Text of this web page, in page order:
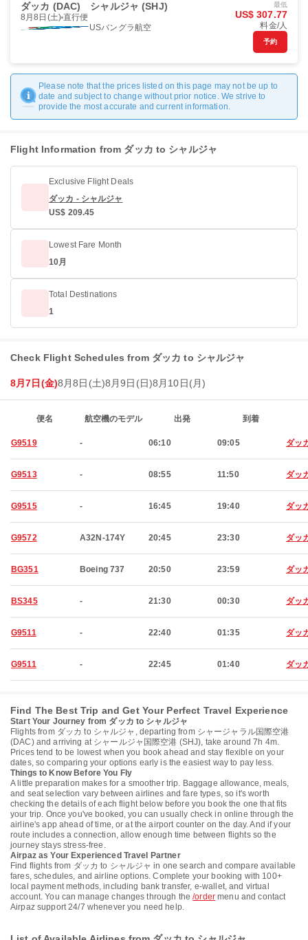
ダッカ (DAC) シャルジャ (SHJ)
8月8日(土) 直行便
USバングラ航空
最低
US$ 307.77
料金/人
予約
Please note that the prices listed on this page may not be up to
date and subject to change without prior notice. We strive to
provide the most accurate and current information.
Flight Information from ダッカ to シャルジャ
Exclusive Flight Deals
ダッカ - シャルジャ
US$ 209.45
Lowest Fare Month
10月
Total Destinations
1
Check Flight Schedules from ダッカ to シャルジャ
8月7日(金)8月8日(土)8月9日(日)8月10日(月)
便名 航空機のモデル 出発 到着
G9519 - 06:10 09:05 ダッ
G9513 - 08:55 11:50 ダッ
G9515 - 16:45 19:40 ダッ
G9572 A32N-174Y 20:45 23:30 ダッ
BG351 Boeing 737 20:50 23:59 ダッ
BS345 - 21:30 00:30 ダッ
G9511 - 22:40 01:35 ダッ
G9511 - 22:45 01:40 ダッ
Find The Best Trip and Get Your Perfect Travel Experience
Start Your Journey from ダッカ to シャルジャ
Flights from ダッカ to シャルジャ, departing from シャージャラル国際空港
(DAC) and arriving at シャールジャ国際空港 (SHJ), take around 7h 4m.
Prices tend to be lowest when you book ahead and stay flexible on your
dates, so comparing your options early is the easiest way to pay less.
Things to Know Before You Fly
A little preparation makes for a smoother trip. Baggage allowance, meals,
and seat selection vary between airlines and fare types, so it's worth
checking the details of each flight below before you book the one that fits
your trip. Once you've booked, you can usually check in online through the
airline's app ahead of time, or at the airport counter on the day. And if your
route includes a connection, allow enough time between flights so the
journey stays stress-free.
Airpaz as Your Experienced Travel Partner
Find flights from ダッカ to シャルジャ in one search and compare available
fares, schedules, and airline options. Complete your booking with 100+
local payment methods, including bank transfer, e-wallet, and virtual
account. You can manage changes through the/order menu and contact
Airpaz support 24/7 whenever you need help.